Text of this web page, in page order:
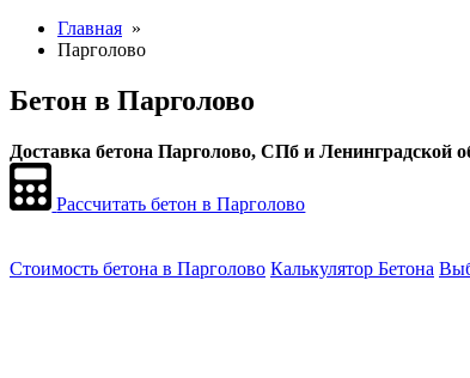
Главная »
Парголово
Бетон в Парголово
Доставка бетона Парголово, СПб и Ленинградской
Рассчитать бетон в Парголово
Стоимость бетона в Парголово Калькулятор Бетона